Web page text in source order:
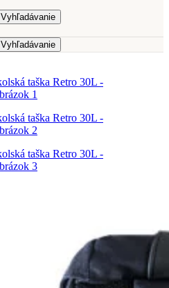
Vyhľadávanie
Vyhľadávanie